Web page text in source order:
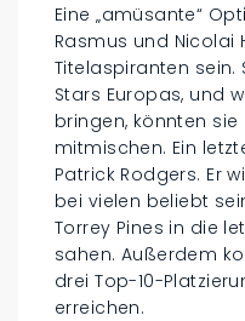
Eine „amüsante“
Rasmus und Nicolai
Titelaspiranten sein.
Stars Europas, und
bringen, könnten
mitmischen. Ein
Patrick Rodgers. Er
bei vielen beliebt
Torrey Pines in die
sahen. Außerdem
drei Top-10-
erreichen.